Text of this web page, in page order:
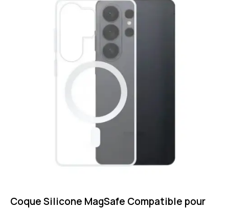
Coque Silicone MagSafe Compatible pour